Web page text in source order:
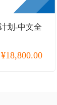
划-中文全
¥18,800.00